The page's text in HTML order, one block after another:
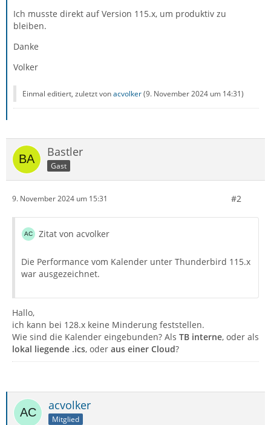
Ich musste direkt auf Version 115.x, um produktiv zu
bleiben.
Danke
Volker
Einmal editiert, zuletzt vonacvolker(9. November 2024 um 14:31)
Bastler
Gast
9. November 2024 um 15:31 #2
Zitat von acvolker
Die Performance vom Kalender unter Thunderbird 115.x
war ausgezeichnet.
Hallo,
ich kann bei 128.x keine Minderung feststellen.
Wie sind die Kalender eingebunden? Als TB interne, oder als
lokal liegende .ics, oder aus einer Cloud?
acvolker
Mitglied